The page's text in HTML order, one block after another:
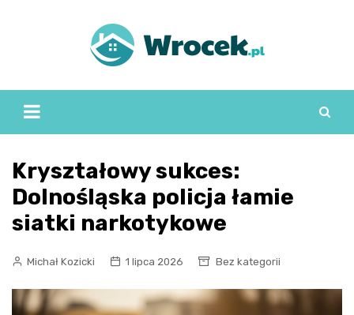
Kryształowy sukces:
Dolnośląska policja łamie
siatki narkotykowe
Michał Kozicki 1 lipca 2026 Bez kategorii